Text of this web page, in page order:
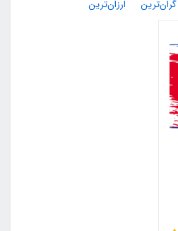
گران‌ترین ارزان‌ترین